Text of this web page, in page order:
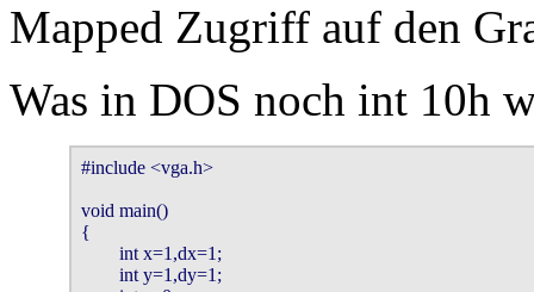
Mapped Zugriff auf den
Was in DOS noch int 10h
#include <vga.h>
void main()
{
        int x=1,dx=1;
        int y=1,dy=1;